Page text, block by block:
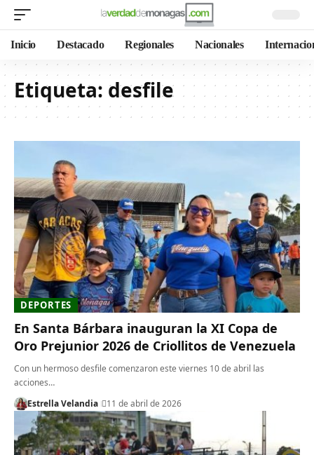
Inicio Destacado Regionales Nacionales
Etiqueta: desfile
DEPORTES
En Santa Bárbara inauguran la XI Copa de
Oro Prejunior 2026 de Criollitos de Venezuela
Con un hermoso desfile comenzaron este viernes 10 de abril las
acciones…
Estrella Velandia
11 de abril de 2026